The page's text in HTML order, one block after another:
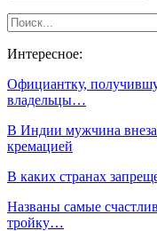
Интересное:
Официантку,
владельцы…
В Индии мужчина
кремацией
В каких странах
Названы самые
тройку…